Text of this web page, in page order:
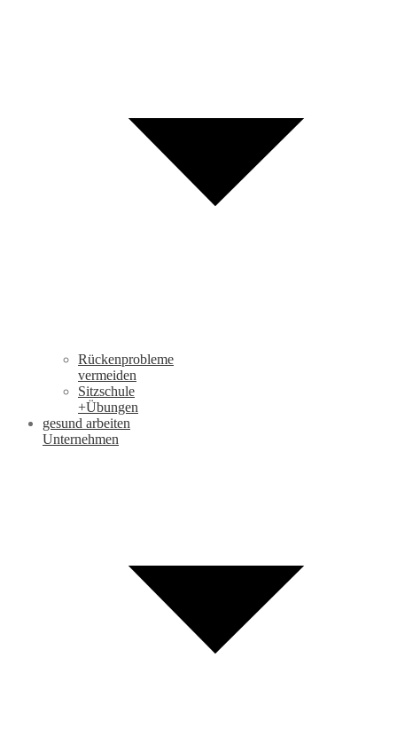
Rückenprobleme
vermeiden
Sitzschule
+Übungen
gesund arbeiten
Unternehmen